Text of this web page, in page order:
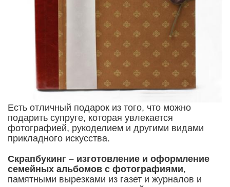
Есть отличный подарок из того, что можно
подарить супруге, которая увлекается
фотографией, рукоделием и другими видами
прикладного искусства.
Cкрапбукинг – изготовление и оформление
семейных альбомов с фотографиями,
памятными вырезками из газет и журналов и